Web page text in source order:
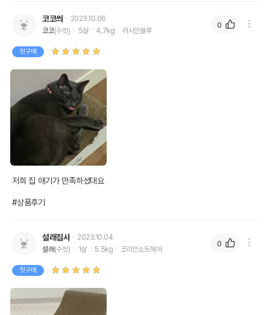
코코씌
2023.10.06
코코(수컷) 5살 4.7kg 러시안블루
첫구매
저희 집 애기가 만족하셨대요
#상품후기
0
설래집사
2023.10.04
설래(수컷) 1살 5.5kg 코리안쇼트헤어
첫구매
0